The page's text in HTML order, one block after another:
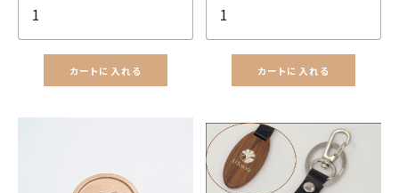
カートに入れる カートに入れる